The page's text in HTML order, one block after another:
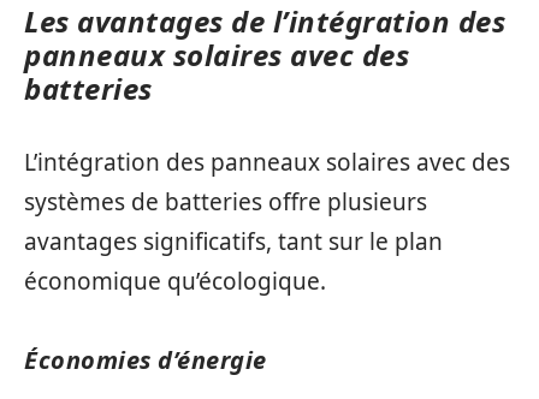
Les avantages de l’intégration des
panneaux solaires avec des
batteries
L’intégration des panneaux solaires avec des
systèmes de batteries offre plusieurs
avantages significatifs, tant sur le plan
économique qu’écologique.
Économies d’énergie